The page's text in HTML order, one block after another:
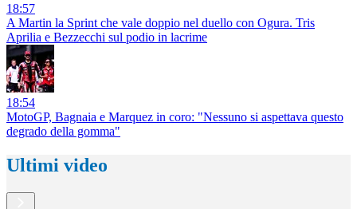
18:57
A Martin la Sprint che vale doppio nel duello con Ogura. Tris
Aprilia e Bezzecchi sul podio in lacrime
18:54
MotoGP, Bagnaia e Marquez in coro: "Nessuno si aspettava questo
degrado della gomma"
Ultimi video